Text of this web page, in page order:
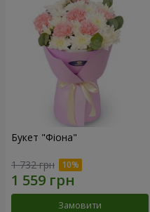
Букет "Фіона"
1 732 грн
Замовити